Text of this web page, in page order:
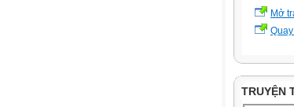
Mở
TRUYỆN